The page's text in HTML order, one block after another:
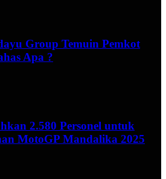
Group Temuin Pemkot
Apa ?
2.580 Personel untuk
MotoGP Mandalika 2025